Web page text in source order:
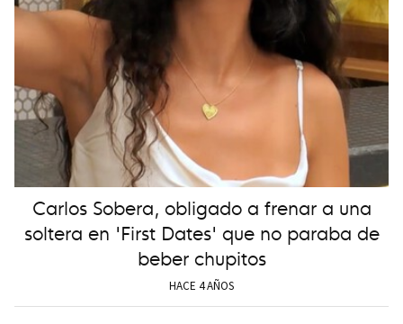
Carlos Sobera, obligado a frenar a una
soltera en 'First Dates' que no paraba de
beber chupitos
HACE 4 AÑOS